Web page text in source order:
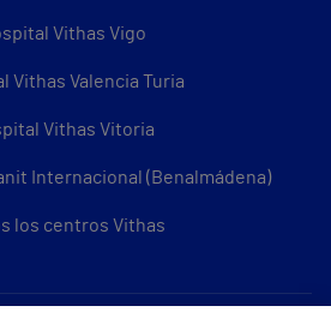
Vithas Vigo
Vithas Valencia Turia
Vithas Vitoria
Internacional (Benalmádena)
los centros Vithas